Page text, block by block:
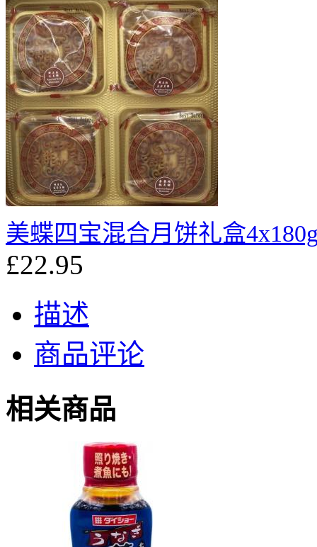
美蝶四宝混合月饼礼盒
£22.95
描述
商品评论
相关商品